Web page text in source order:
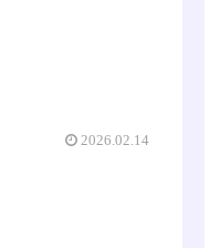
2026.02.14